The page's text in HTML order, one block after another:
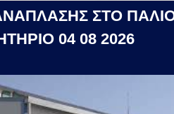
ΣΤΟ
04 08 2026